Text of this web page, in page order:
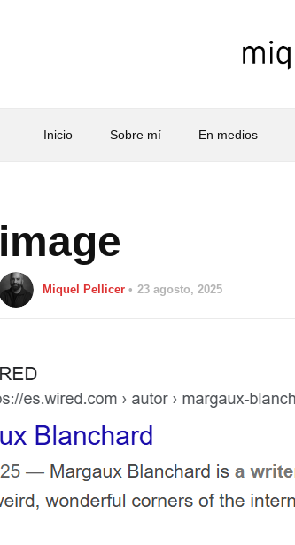
Inicio Sobre mí En medios
image
Miquel Pellicer 23 agosto, 2025